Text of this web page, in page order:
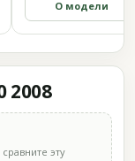
О модели
2008
эту